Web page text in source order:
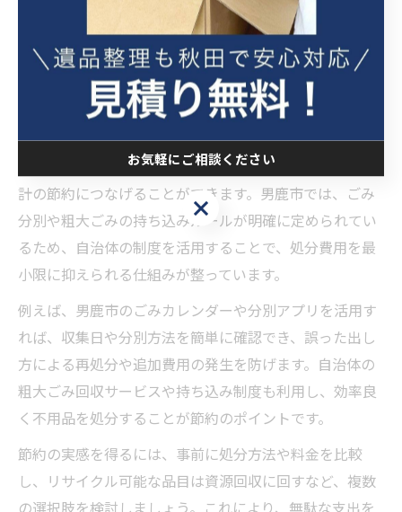
効率的な不用品処分が節約につな
がる理由
不用品処分を適切に行うことで、無駄な支出を抑え、家
計の節約につなげることができます。男鹿市では、ごみ
分別や粗大ごみの持ち込みルールが明確に定められてい
るため、自治体の制度を活用することで、処分費用を最
小限に抑えられる仕組みが整っています。
例えば、男鹿市のごみカレンダーや分別アプリを活用す
れば、収集日や分別方法を簡単に確認でき、誤った出し
方による再処分や追加費用の発生を防げます。自治体の
粗大ごみ回収サービスや持ち込み制度も利用し、効率良
く不用品を処分することが節約のポイントです。
節約の実感を得るには、事前に処分方法や料金を比較
し、リサイクル可能な品目は資源回収に回すなど、複数
の選択肢を検討しましょう。これにより、無駄な支出を
お気軽にご相談ください
お気軽にご相談ください